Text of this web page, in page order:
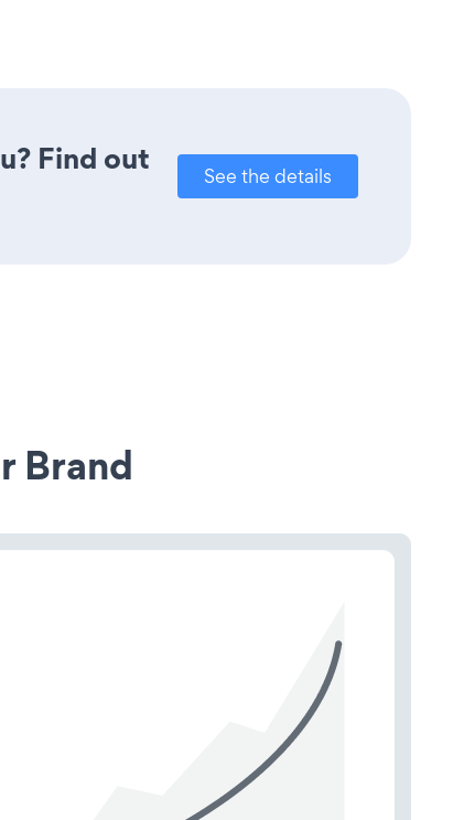
Find out
See the details
Brand